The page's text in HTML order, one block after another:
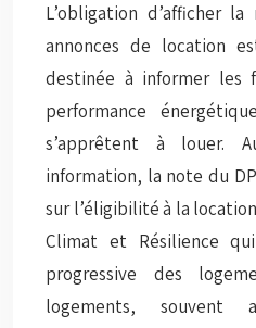
L’obligation d’afficher
annonces de location
destinée à informer les
performance
s’apprêtent à louer.
information, la note du
sur l’éligibilité à la
Climat et Résilience
progressive des
logements, souvent